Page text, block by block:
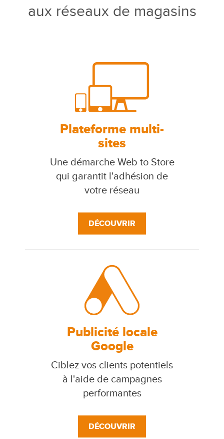
aux réseaux de magasins
Plateforme multi-
sites
Une démarche Web to Store
qui garantit l'adhésion de
votre réseau
DÉCOUVRIR
Publicité locale
Google
Ciblez vos clients potentiels
à l'aide de campagnes
performantes
DÉCOUVRIR